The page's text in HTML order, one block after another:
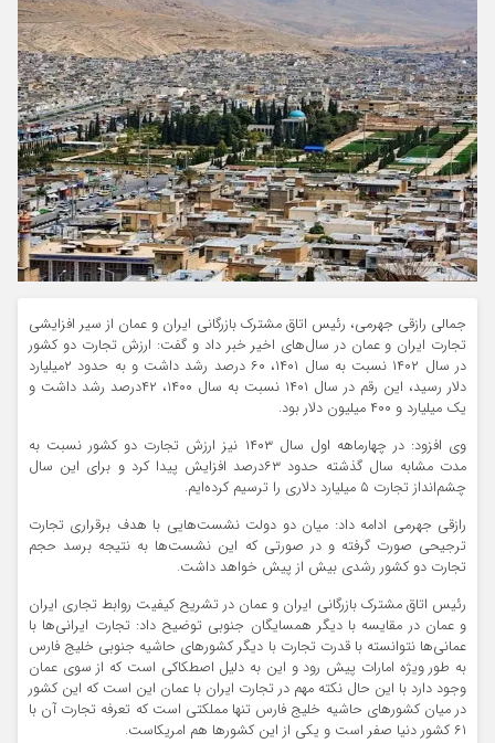
جمالی رازقی جهرمی، رئیس اتاق مشترک بازرگانی ایران و عمان از سیر افزایشی
تجارت ایران و عمان در سال‌های اخیر خبر داد و گفت: ارزش تجارت دو کشور
در سال ۱۴۰۲ نسبت به سال ۱۴۰۱، ۶۰ درصد رشد داشت و به حدود ۲میلیارد
دلار رسید، این رقم در سال ۱۴۰۱ نسبت به سال ۱۴۰۰، ۴۲درصد رشد داشت و
یک میلیارد و ۴۰۰ میلیون دلار بود.
وی افزود: در چهارماهه اول سال ۱۴۰۳ نیز ارزش تجارت دو کشور نسبت به
مدت مشابه سال گذشته حدود ۶۳درصد افزایش پیدا کرد و برای این سال
چشم‌انداز تجارت ۵ میلیارد دلاری را ترسیم کرده‌ایم.
رازقی جهرمی ادامه داد: میان دو دولت نشست‌هایی با هدف برقراری تجارت
ترجیحی صورت گرفته و در صورتی که این نشست‌ها به نتیجه برسد حجم
تجارت دو کشور رشدی بیش از پیش خواهد داشت.
رئیس اتاق مشترک بازرگانی ایران و عمان در تشریح کیفیت روابط تجاری ایران
و عمان در مقایسه با دیگر همسایگان جنوبی توضیح داد: تجارت ایرانی‌ها با
عمانی‌ها نتوانسته با قدرت تجارت با دیگر کشورهای حاشیه جنوبی خلیج فارس
به طور ویژه امارات پیش رود و این به دلیل اصطکاکی است که از سوی عمان
وجود دارد با این حال نکته مهم در تجارت ایران با عمان این است که این کشور
در میان کشورهای حاشیه خلیج فارس تنها مملکتی است که تعرفه تجارت آن با
۶۱ کشور دنیا صفر است و یکی از این کشورها هم امریکاست.